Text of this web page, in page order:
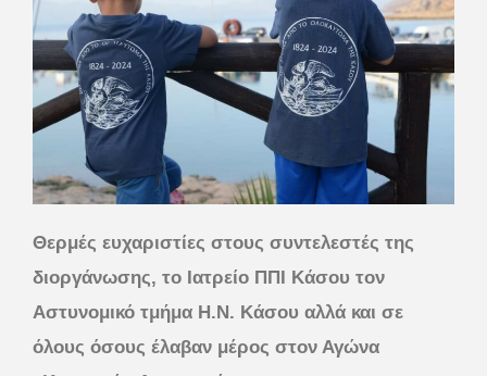
Θερμές ευχαριστίες στους συντελεστές της
διοργάνωσης, το Ιατρείο ΠΠΙ Κάσου τον
Αστυνομικό τμήμα Η.Ν. Κάσου αλλά και σε
όλους όσους έλαβαν μέρος στον Αγώνα